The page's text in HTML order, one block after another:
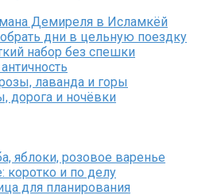
Демиреля в Исламкёй
дни в цельную поездку
набор без спешки
лаванда и горы
дорога и ночёвки
яблоки, розовое варенье
коротко и по делу
для планирования